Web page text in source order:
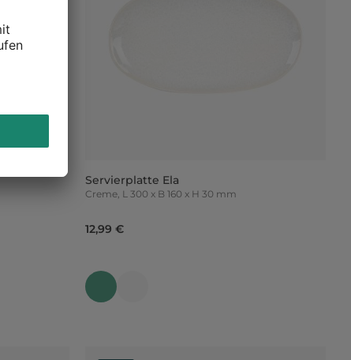
Servierplatte Ela
Creme, L 300 x B 160 x H 30 mm
12,99 €